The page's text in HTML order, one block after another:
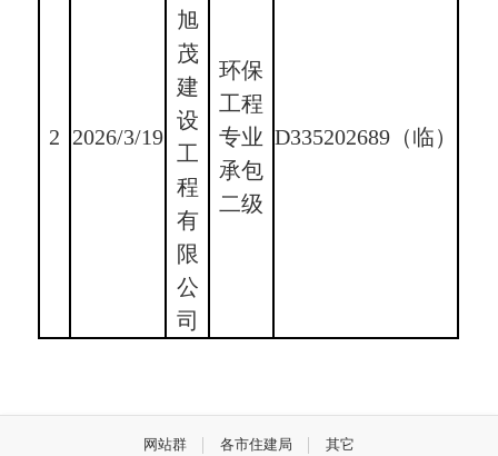
2 2026/3/19
旭
茂
建
设
工
程
有
限
公
司
环保
工程
专业
承包
二级
D335202689（临）
网站群 各市住建局 其它